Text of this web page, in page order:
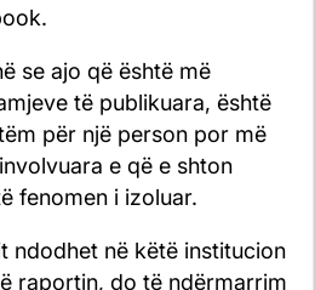
se ajo që është më
të publikuara, është
për një person por më
e që e shton
fenomen i izoluar.
ndodhet në këtë institucion
raportin, do të ndërmarrim